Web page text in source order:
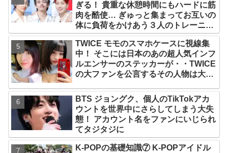
ぎる！ 貴重な休憩時間にもハードに筋
肉を酷使… ぎゅっと集まってお互いの
体に負荷をかけあう３人のトレーニン
グ風景がかわいすぎるとファンくぎづ
け
TWICE モモのスマホケースに視線集
中！ そこには日本のあの超人気インフ
ルエンサーのステッカーが・・TWICE
の大ファンを公言するその人物は大よ
と話題沸騰
BTS ジョングク、個人のTikTokアカ
ウントを世界中にさらしてしまう大失
態！ アカウント名をファンにいじられ
てタジタジに
K-POPの基礎知識⑦ K-POPアイドル